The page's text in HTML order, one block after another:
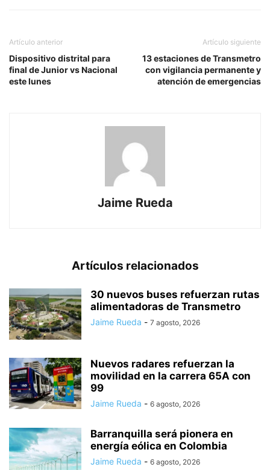
Artículo anterior
Dispositivo distrital para
final de Junior vs Nacional
este lunes
Artículo siguiente
13 estaciones de Transmetro
con vigilancia permanente y
atención de emergencias
Jaime Rueda
Artículos relacionados
30 nuevos buses refuerzan rutas
alimentadoras de Transmetro
Jaime Rueda - 7 agosto, 2026
Nuevos radares refuerzan la
movilidad en la carrera 65A con
99
Jaime Rueda - 6 agosto, 2026
Barranquilla será pionera en
energía eólica en Colombia
Jaime Rueda - 6 agosto, 2026